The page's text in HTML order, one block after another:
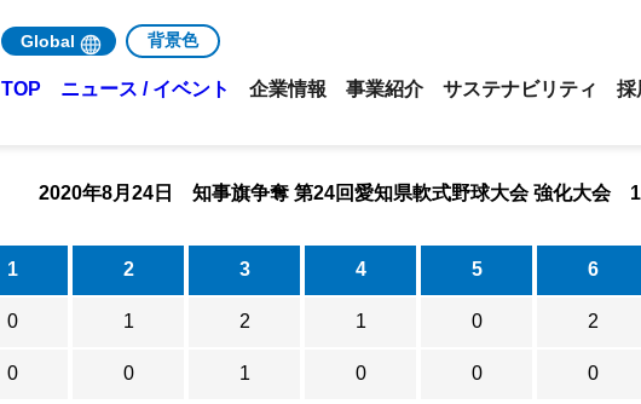
Global 背景色
TOP ニュース / イベント 企業情報 事業紹介 サステナビリティ 採
2020年8月24日 知事旗争奪 第24回愛知県軟式野球大会 強化大会
1 2 3 4 5 6
0 1 2 1 0 2
0 0 1 0 0 0